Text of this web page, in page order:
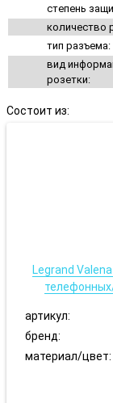
степень
количество
тип разъема:
вид
розетки:
Состоит из:
Legrand
артикул:
бренд:
материал/цвет: